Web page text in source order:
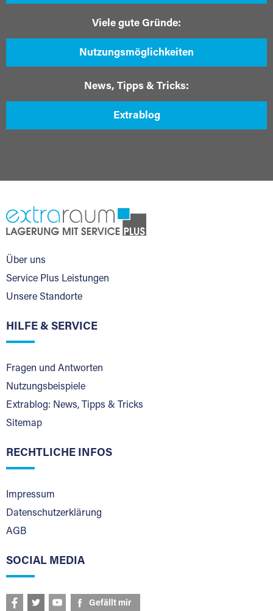
Viele gute Gründe:
Nutzungsmöglichkeiten
News, Tipps & Tricks:
Extrablog
Über uns
Service Plus Leistungen
Unsere Standorte
HILFE & SERVICE
Fragen und Antworten
Nutzungsbeispiele
Extrablog: News, Tipps & Tricks
Sitemap
RECHTLICHE INFOS
Impressum
Datenschutzerklärung
AGB
SOCIAL MEDIA
Gefällt mir